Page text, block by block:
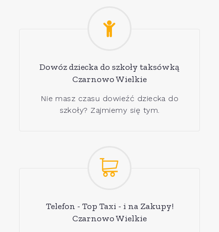
Dowóz dziecka do szkoły taksówką
Czarnowo Wielkie
Nie masz czasu dowieźć dziecka do
szkoły? Zajmiemy się tym.
Telefon - Top Taxi - i na Zakupy!
Czarnowo Wielkie